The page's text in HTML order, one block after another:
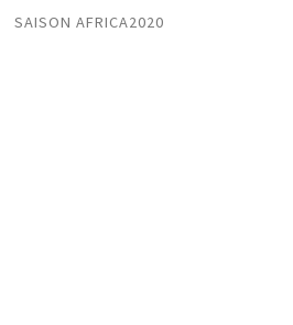
SAISON AFRICA2020